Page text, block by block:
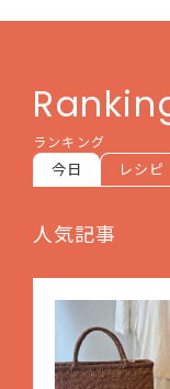
ランキング
今日 レシピ
人気記事